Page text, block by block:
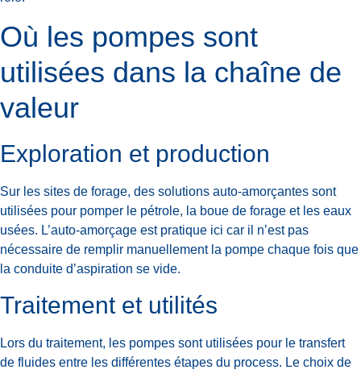
Où les pompes sont
utilisées dans la chaîne de
valeur
Exploration et production
Sur les sites de forage, des solutions auto-amorçantes sont
utilisées pour pomper le pétrole, la boue de forage et les eaux
usées. L’auto-amorçage est pratique ici car il n’est pas
nécessaire de remplir manuellement la pompe chaque fois que
la conduite d’aspiration se vide.
Traitement et utilités
Lors du traitement, les pompes sont utilisées pour le transfert
de fluides entre les différentes étapes du process. Le choix de